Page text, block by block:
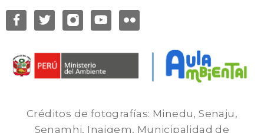
Créditos de fotografías: Minedu, Senaju,
Senamhi, Inaigem, Municipalidad de